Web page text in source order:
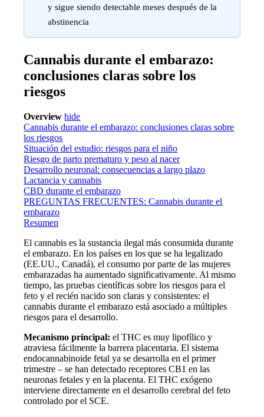
y sigue siendo detectable meses después de la
abstinencia
Cannabis durante el embarazo:
conclusiones claras sobre los
riesgos
Overview hide
Cannabis durante el embarazo: conclusiones claras sobre
los riesgos
Situación del estudio: riesgos para el niño
Riesgo de parto prematuro y peso al nacer
Desarrollo neuronal: consecuencias a largo plazo
Lactancia y cannabis
CBD durante el embarazo
PREGUNTAS FRECUENTES: Cannabis durante el
embarazo
Resumen
El cannabis es la sustancia ilegal más consumida durante
el embarazo. En los países en los que se ha legalizado
(EE.UU., Canadá), el consumo por parte de las mujeres
embarazadas ha aumentado significativamente. Al mismo
tiempo, las pruebas científicas sobre los riesgos para el
feto y el recién nacido son claras y consistentes: el
cannabis durante el embarazo está asociado a múltiples
riesgos para el desarrollo.
Mecanismo principal: el THC es muy lipofílico y
atraviesa fácilmente la barrera placentaria. El sistema
endocannabinoide fetal ya se desarrolla en el primer
trimestre – se han detectado receptores CB1 en las
neuronas fetales y en la placenta. El THC exógeno
interviene directamente en el desarrollo cerebral del feto
controlado por el SCE.